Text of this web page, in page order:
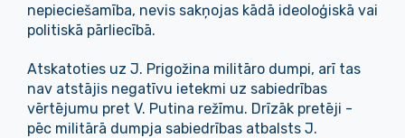
nepieciešamība, nevis sakņojas kādā ideoloģiskā vai
politiskā pārliecībā.
Atskatoties uz J. Prigožina militāro dumpi, arī tas
nav atstājis negatīvu ietekmi uz sabiedrības
vērtējumu pret V. Putina režīmu. Drīzāk pretēji -
pēc militārā dumpja sabiedrības atbalsts J.